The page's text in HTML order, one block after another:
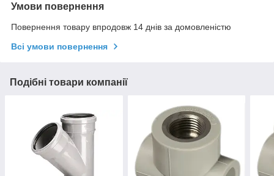
Умови повернення
Повернення товару впродовж 14 днів за домовленістю
Всі умови повернення
Подібні товари компанії